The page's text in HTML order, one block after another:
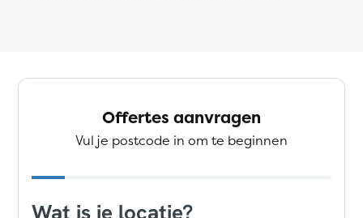
Offertes aanvragen
Vul je postcode in om te beginnen